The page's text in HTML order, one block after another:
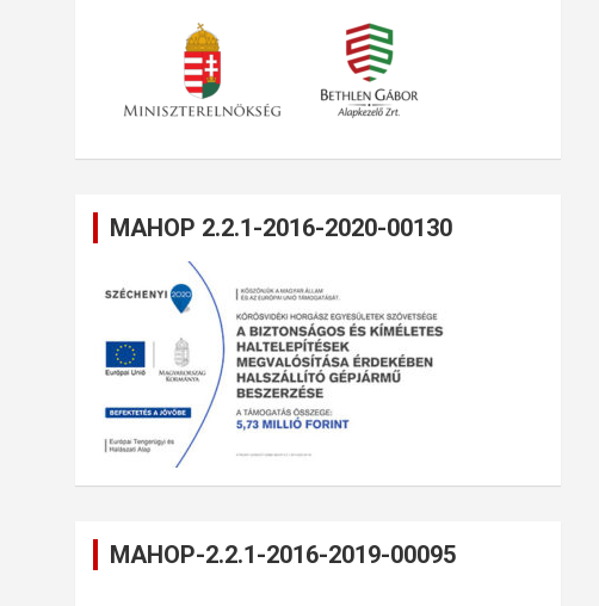
MAHOP 2.2.1-2016-2020-00130
MAHOP-2.2.1-2016-2019-00095